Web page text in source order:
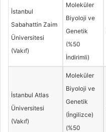
İstanbul
Sabahattin Zaim
Üniversitesi
(Vakıf)
Moleküler
Biyoloji ve
Genetik
(%50
İndirimli)
İstanbul Atlas
Üniversitesi
(Vakıf)
Moleküler
Biyoloji ve
Genetik
(İngilizce)
(%50